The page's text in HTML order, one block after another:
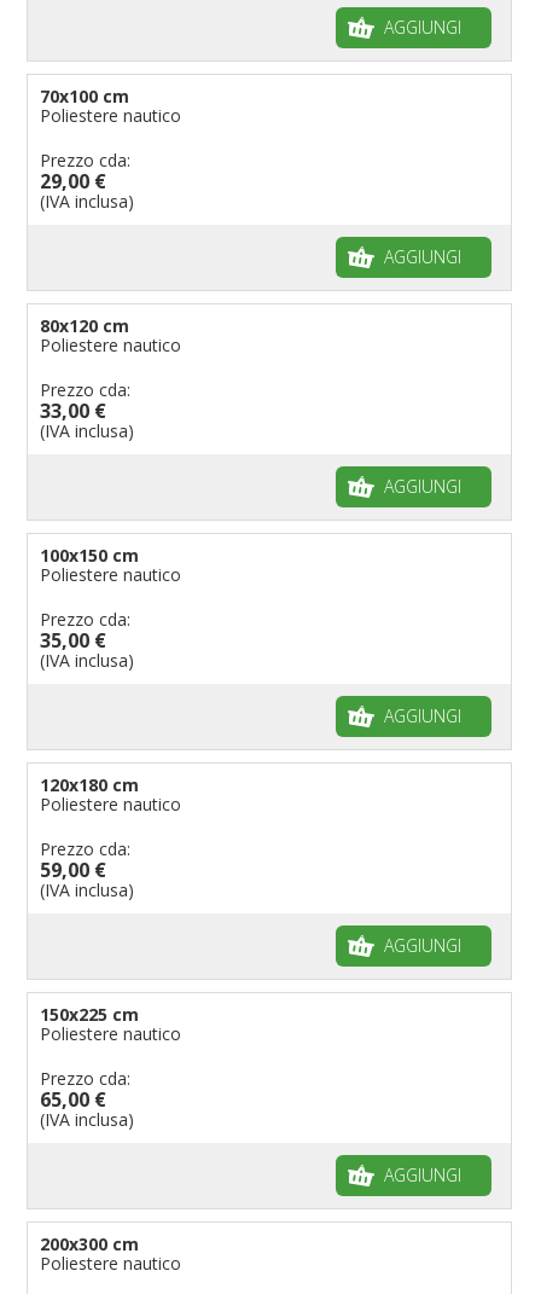
AGGIUNGI
70x100 cm
Poliestere nautico
Prezzo cda:
29,00 €
(IVA inclusa)
AGGIUNGI
80x120 cm
Poliestere nautico
Prezzo cda:
33,00 €
(IVA inclusa)
AGGIUNGI
100x150 cm
Poliestere nautico
Prezzo cda:
35,00 €
(IVA inclusa)
AGGIUNGI
120x180 cm
Poliestere nautico
Prezzo cda:
59,00 €
(IVA inclusa)
AGGIUNGI
150x225 cm
Poliestere nautico
Prezzo cda:
65,00 €
(IVA inclusa)
AGGIUNGI
200x300 cm
Poliestere nautico